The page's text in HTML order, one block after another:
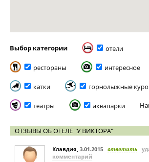
Выбор категории отели
рестораны интересное
катки горнолыжные
театры аквапарки
ОТЗЫВЫ ОБ ОТЕЛЕ "У ВИКТОРА"
Клавдия, 3.01.2015 ответить
комментарий